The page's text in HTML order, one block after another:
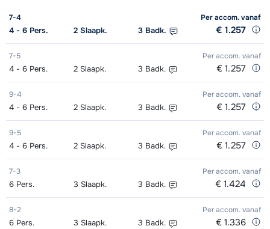
7-4 Per accom.vanaf
4 - 6 Pers. 2 Slaapk. 3 Badk. € 1.257
7-5 Per accom. vanaf
4 - 6 Pers. 2 Slaapk. 3 Badk. € 1.257
9-4 Per accom. vanaf
4 - 6 Pers. 2 Slaapk. 3 Badk. € 1.257
9-5 Per accom. vanaf
4 - 6 Pers. 2 Slaapk. 3 Badk. € 1.257
7-3 Per accom. vanaf
6 Pers. 3 Slaapk. 3 Badk. € 1.424
8-2 Per accom. vanaf
6 Pers. 3 Slaapk. 3 Badk. € 1.336